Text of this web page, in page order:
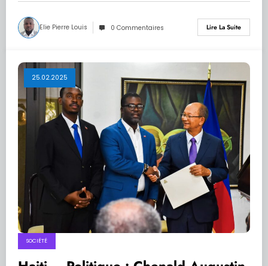
Elie Pierre Louis 0 Commentaires Lire La Suite
25.02.2025
SOCIÉTÉ